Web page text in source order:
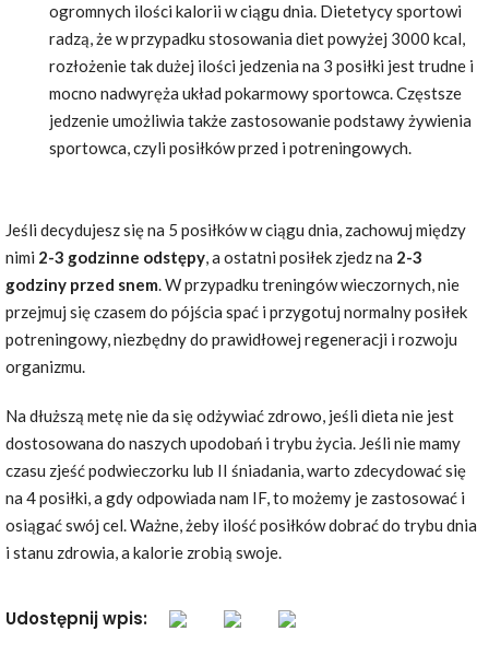
ogromnych ilości kalorii w ciągu dnia. Dietetycy sportowi
radzą, że w przypadku stosowania diet powyżej 3000 kcal,
rozłożenie tak dużej ilości jedzenia na 3 posiłki jest trudne i
mocno nadwyręża układ pokarmowy sportowca. Częstsze
jedzenie umożliwia także zastosowanie podstawy żywienia
sportowca, czyli posiłków przed i potreningowych.
Jeśli decydujesz się na 5 posiłków w ciągu dnia, zachowuj między
nimi 2-3 godzinne odstępy, a ostatni posiłek zjedz na 2-3
godziny przed snem. W przypadku treningów wieczornych, nie
przejmuj się czasem do pójścia spać i przygotuj normalny posiłek
potreningowy, niezbędny do prawidłowej regeneracji i rozwoju
organizmu.
Na dłuższą metę nie da się odżywiać zdrowo, jeśli dieta nie jest
dostosowana do naszych upodobań i trybu życia. Jeśli nie mamy
czasu zjeść podwieczorku lub II śniadania, warto zdecydować się
na 4 posiłki, a gdy odpowiada nam IF, to możemy je zastosować i
osiągać swój cel. Ważne, żeby ilość posiłków dobrać do trybu dnia
i stanu zdrowia, a kalorie zrobią swoje.
Udostępnij wpis: